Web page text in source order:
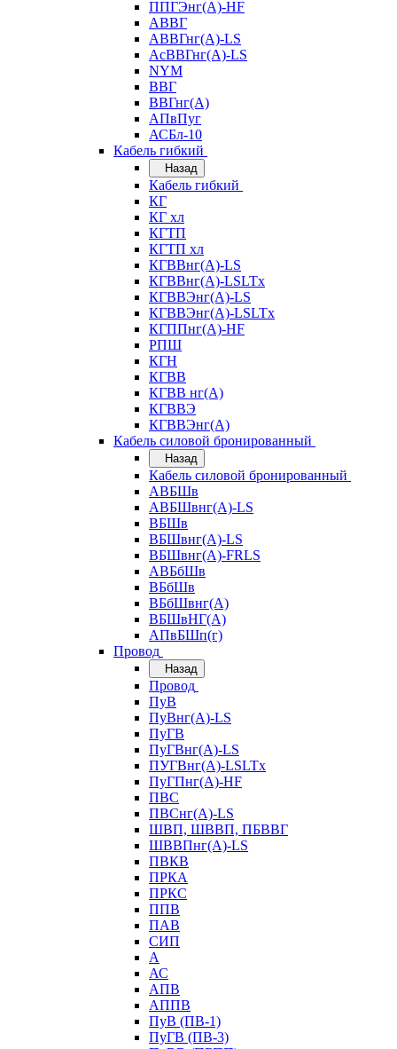
ППГЭнг(А)-HF
АВВГ
АВВГнг(А)-LS
АсВВГнг(А)-LS
NYM
ВВГ
ВВГнг(А)
АПвПуг
АСБл-10
Кабель гибкий
Назад
Кабель гибкий
КГ
КГ хл
КГТП
КГТП хл
КГВВнг(А)-LS
КГВВнг(А)-LSLTx
КГВВЭнг(А)-LS
КГВВЭнг(А)-LSLTx
КГППнг(А)-HF
РПШ
КГН
КГВВ
КГВВ нг(А)
КГВВЭ
КГВВЭнг(А)
Кабель силовой бронированный
Назад
Кабель силовой бронированный
АВБШв
АВБШвнг(А)-LS
ВБШв
ВБШвнг(А)-LS
ВБШвнг(А)-FRLS
АВБбШв
ВБбШв
ВБбШвнг(А)
ВБШвНГ(А)
АПвБШп(г)
Провод
Назад
Провод
ПуВ
ПуВнг(А)-LS
ПуГВ
ПуГВнг(А)-LS
ПУГВнг(А)-LSLTx
ПуГПнг(А)-HF
ПВС
ПВСнг(А)-LS
ШВП, ШВВП, ПБВВГ
ШВВПнг(А)-LS
ПВКВ
ПРКА
ПРКС
ППВ
ПАВ
СИП
А
АС
АПВ
АППВ
ПуВ (ПВ-1)
ПуГВ (ПВ-3)